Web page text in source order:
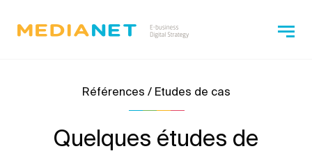
Références / Etudes de cas
Quelques études de